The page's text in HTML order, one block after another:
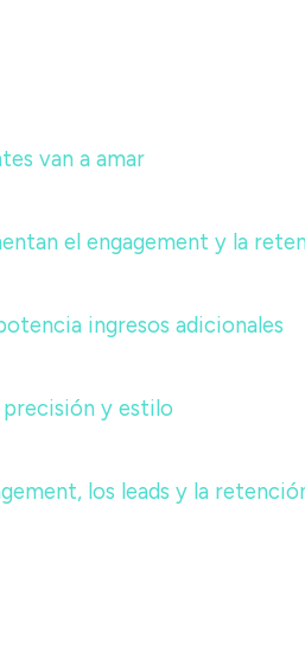
van a amar
el engagement y la
ingresos adicionales
y estilo
los leads y la